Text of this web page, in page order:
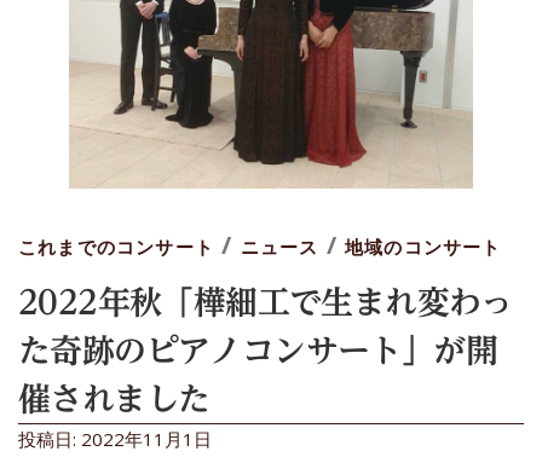
これまでのコンサート / ニュース /地域のコンサート
2022年秋「樺細工で生まれ変わっ
た奇跡のピアノコンサート」が開
催されました
投稿日: 2022年11月1日